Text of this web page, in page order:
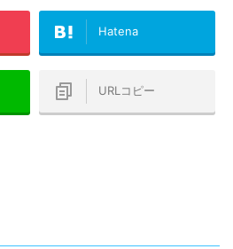
Hatena
URLコピー